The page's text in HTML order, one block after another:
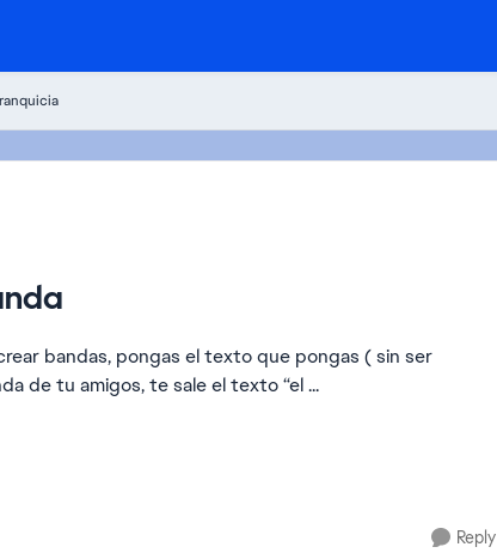
bandas, pongas el texto que pongas ( sin ser
de tu amigos, te sale el texto “el ...
Reply